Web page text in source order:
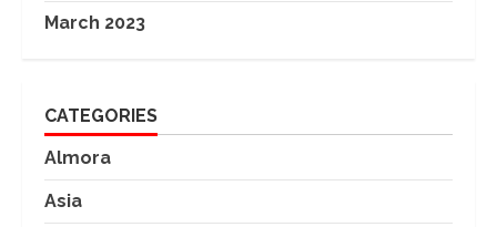
March 2023
CATEGORIES
Almora
Asia